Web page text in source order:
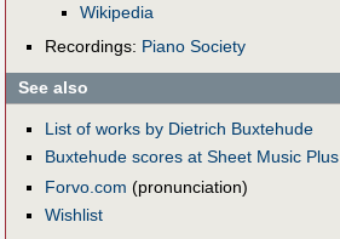
Wikipedia
Recordings: Piano Society
See also
List of works by Dietrich Buxtehude
Buxtehude scores at Sheet Music Plus
Forvo.com (pronunciation)
Wishlist